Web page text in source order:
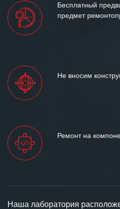
Бесплатный
предмет
Не вносим
Ремонт на
Наша лаборатория